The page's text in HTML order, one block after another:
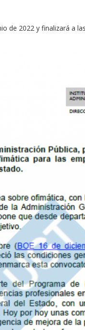
de 2022 y finalizará a